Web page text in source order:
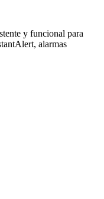
y funcional para
alarmas